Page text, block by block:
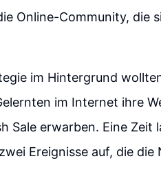
Online-Community, die
im Hintergrund
im Internet ihre
Sale erwarben. Eine
Ereignisse auf, die